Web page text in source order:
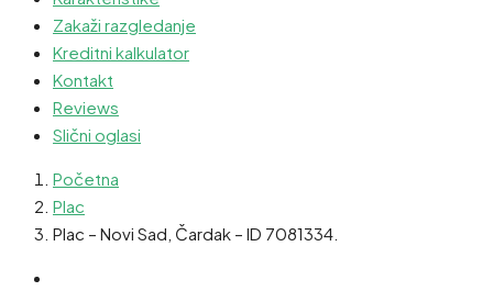
Zakaži razgledanje
Kreditni kalkulator
Kontakt
Reviews
Slični oglasi
Početna
Plac
Plac – Novi Sad, Čardak – ID 7081334.